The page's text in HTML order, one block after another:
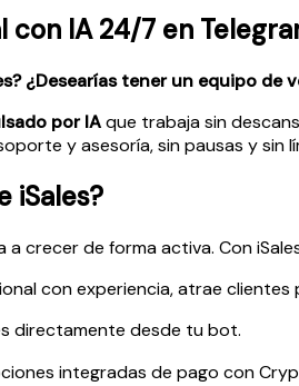
con IA 24/7 en
¿Desearías tener un equipo de
por IAque trabaja sin
y asesoría, sin pausas y sin
iSales?
crecer de forma activa. Con
con experiencia, atrae clientes
directamente desde tu bot.
integradas de pago con